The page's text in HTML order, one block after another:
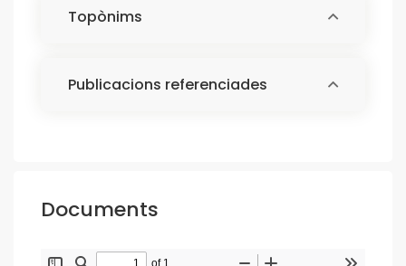
Topònims
Publicacions referenciades
Documents